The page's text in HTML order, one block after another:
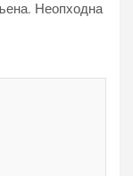
Неопходна